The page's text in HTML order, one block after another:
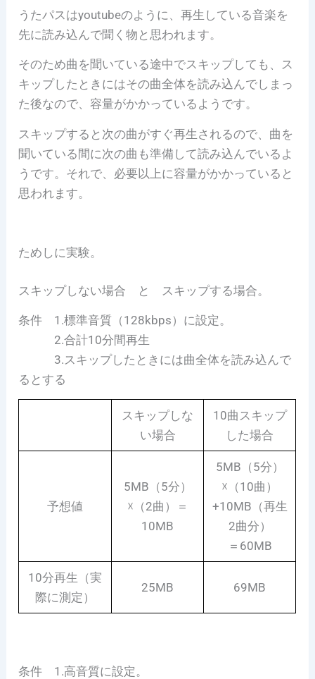
うたパスはyoutubeのように、再生している音楽を
先に読み込んで聞く物と思われます。
そのため曲を聞いている途中でスキップしても、ス
キップしたときにはその曲全体を読み込んでしまっ
た後なので、容量がかかっているようです。
スキップすると次の曲がすぐ再生されるので、曲を
聞いている間に次の曲も準備して読み込んでいるよ
うです。それで、必要以上に容量がかかっていると
思われます。
ためしに実験。
スキップしない場合 と スキップする場合。
条件 1.標準音質（128kbps）に設定。
2.合計10分間再生
3.スキップしたときには曲全体を読み込んで
るとする
スキップしな
い場合
10曲スキップ
した場合
予想値
5MB（5分）
☓（2曲）＝
10MB
5MB（5分）
☓（10曲）
+10MB（再生
2曲分）
＝60MB
10分再生（実
際に測定）
25MB 69MB
条件 1.高音質に設定。